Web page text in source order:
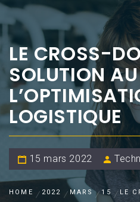
LE CROSS-
SOLUTION
LOGISTIQUE
15 mars 2022
HOME 2022 MARS 15
LE